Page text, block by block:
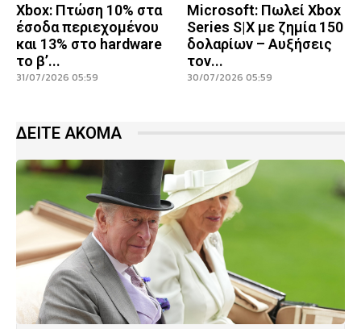
Xbox: Πτώση 10% στα
έσοδα περιεχομένου
και 13% στο hardware
το β’...
31/07/2026 05:59
Microsoft: Πωλεί Xbox
Series S|X με ζημία 150
δολαρίων – Αυξήσεις
τον...
30/07/2026 05:59
ΔΕΙΤΕ ΑΚΟΜΑ